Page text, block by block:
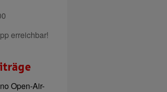
erreichbar!
Open-Air-